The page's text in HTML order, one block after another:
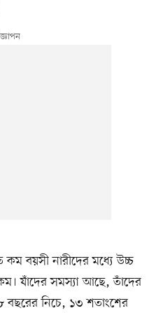
বয়সী নারীদের মধ্যে উচ্চ
যাঁদের সমস্যা আছে, তাঁদের
বছরের নিচে, ১৩ শতাংশের